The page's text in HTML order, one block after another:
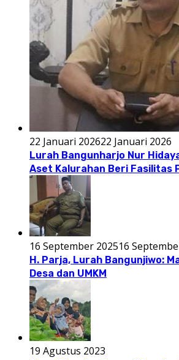
22 Januari 202622 Januari 2026
Lurah Bangunharjo Nur
Aset Kalurahan Beri Fasilitas
16 September 202516
H. Parja, Lurah Bangunjiwo:
Desa dan UMKM
19 Agustus 2023